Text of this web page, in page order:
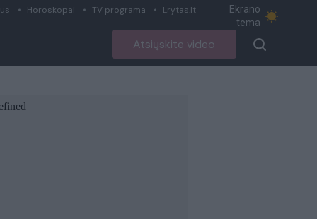
Horoskopai TV programa Lrytas.lt
Ekrano
tema
Atsiųskite video